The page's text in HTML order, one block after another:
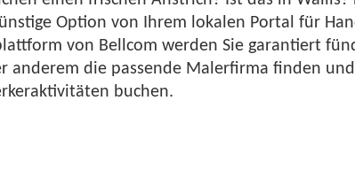
Option von Ihrem lokalen Portal für
von Bellcom werden Sie garantiert
anderem die passende Malerfirma finden
buchen.